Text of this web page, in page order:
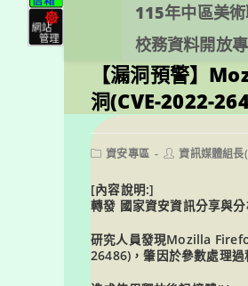
115年中區美
校務資料開放
【漏洞預警】
洞(CVE-2022-
Post資安專區
Post資訊媒體組
[內容說明:]
轉發 國家資安資訊分享與
研究人員發現Mozilla
26486)，肇因於參數處理過